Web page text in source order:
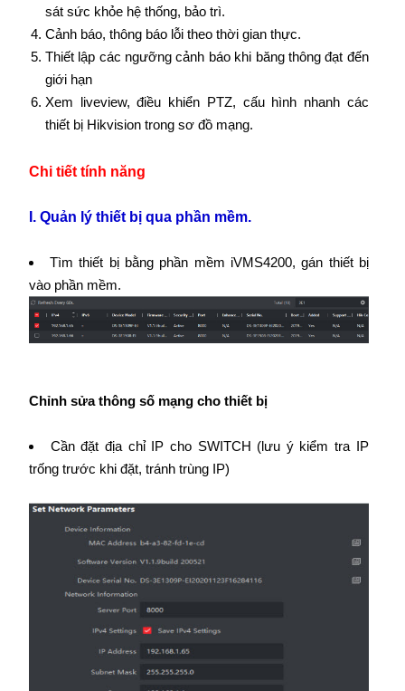
sát sức khỏe hệ thống, bảo trì.
Cảnh báo, thông báo lỗi theo thời gian thực.
Thiết lập các ngưỡng cảnh báo khi băng thông đạt đến
giới hạn
Xem liveview, điều khiển PTZ, cấu hình nhanh các
thiết bị Hikvision trong sơ đồ mạng.
Chi tiết tính năng
I. Quản lý thiết bị qua phần mềm.
Tìm thiết bị bằng phần mềm iVMS4200, gán thiết bị
vào phần mềm.
Chỉnh sửa thông số mạng cho thiết bị
Cần đặt địa chỉ IP cho SWITCH (lưu ý kiểm tra IP
trống trước khi đặt, tránh trùng IP)